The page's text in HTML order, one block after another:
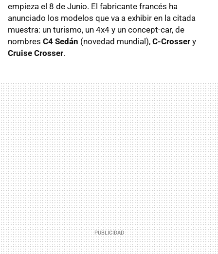
empieza el 8 de Junio. El fabricante francés ha
anunciado los modelos que va a exhibir en la citada
muestra: un turismo, un 4x4 y un concept-car, de
nombres C4 Sedán (novedad mundial), C-Crosser y
Cruise Crosser.